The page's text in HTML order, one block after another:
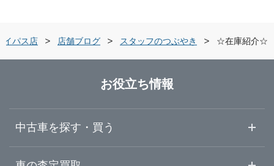
ガリバー45号宮城野店
ガリバー仙台バイパス店
LIBERALA リベラーラ仙台
ガリバー仙台泉店
石巻市
山形県
イパス店 店舗ブログ スタッフのつぶやき ☆在庫紹介☆
お役立ち情報
中古車を探す・買う
中古車情報・中古車検索